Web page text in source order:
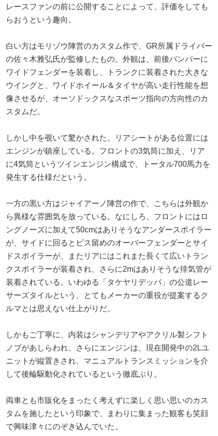
レースファンの前に公開することによって、評価をしても
らおうという趣向。
白い方はモリゾウ陣営のカスタム作で、GR所属ドライバー
の佐々木雅弘氏が監修したもの。外観は、前後バンパーに
ワイドフェンダーを装着し、トランクに装着された大きな
ウイングと、ワイドホイール＆タイヤが高い走行性能を想
像させるが、オーソドックスなスポーツ指向の方向性のカ
スタムだ。
しかし中を覗いて驚かされた。リアシートがある位置には
エンジンが鎮座している。フロントの3気筒に加え、リア
に4気筒というツインエンジン構成で、トータル700馬力を
発生する仕様だという。
一方の黒い方はジャイアーノ陣営の作で、こちらは外観か
ら異様な雰囲気を放っている。なにしろ、フロントにはロ
ングノーズに加えて50cmはありそうなアンダースポイラー
が、サイドに回るとビス留めのオーバーフェンダーとサイ
ドスポイラーが、またリアにはこれまた長くて広いトラン
クスポイラーが装着され、さらに2mはありそうな排気管が
装着されている。いわゆる「タケヤリデッパ」の公道レー
サーズタイルという、とてもメーカーの重役が提案するク
ルマとは思えない仕上がりだ。
しかもご丁寧に、内装はシャンデリアやアクリル製シフト
ノブがあしらわれ、さらにエンジンは、現在開発中の2Lユ
ニットが縦置きされ、マニュアルトランスミッションを介
して後輪駆動化されているという徹底ぶり。
両車とも市販化をまったく考えずに楽しく思い思いのカス
タムを施したという印象で、まわりに集まった観客も笑顔
で興味津々にのぞき込んでいた。